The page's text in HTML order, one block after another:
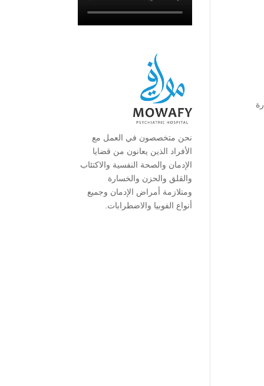
نحن متخصصون في العمل مع
الأفراد الذين يعانون من قضايا
الإدمان والصحة النفسية والاكتئاب
والقلق والحزن والخسارة
ومتلازمة أمراض الإدمان وجميع
أنواع الفوبيا والاضطرابات.